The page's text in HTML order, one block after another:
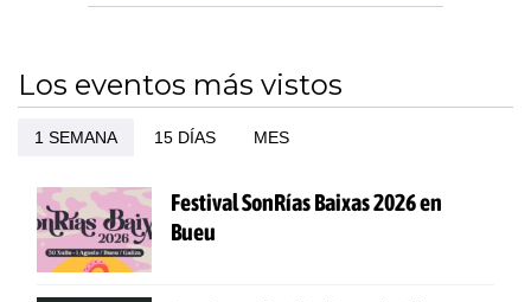
Los eventos más vistos
1 SEMANA 15 DÍAS MES
Festival SonRías Baixas 2026 en
Bueu